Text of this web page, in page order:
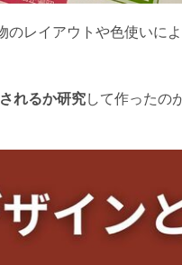
のレイアウトや色使いに
れるか研究して作ったの